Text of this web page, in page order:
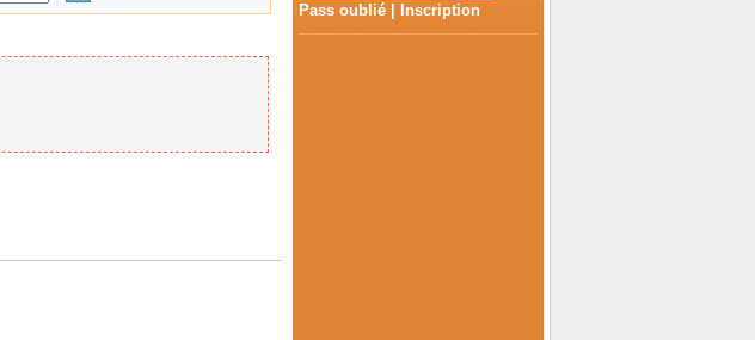
Pass oublié Inscription